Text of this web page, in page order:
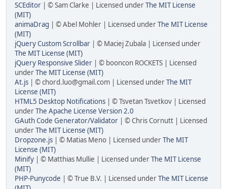
SCEditor | © Sam Clarke | Licensed underThe MIT License
(MIT)
animaDrag | © Abel Mohler | Licensed underThe MIT License
(MIT)
jQuery Custom Scrollbar | © Maciej Zubala | Licensed under
The MIT License (MIT)
jQuery Responsive Slider | © booncon ROCKETS | Licensed
underThe MIT License (MIT)
At.js | © chord.luo@gmail.com | Licensed underThe MIT
License (MIT)
HTML5 Desktop Notifications | © Tsvetan Tsvetkov | Licensed
underThe Apache License Version 2.0
GAuth Code Generator/Validator | © Chris Cornutt | Licensed
underThe MIT License (MIT)
Dropzone.js | © Matias Meno | Licensed underThe MIT
License (MIT)
Minify | © Matthias Mullie | Licensed underThe MIT License
(MIT)
PHP-Punycode | © True B.V. | Licensed underThe MIT License